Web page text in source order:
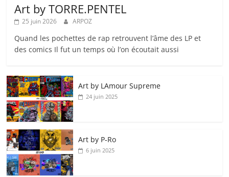
Art by TORRE.PENTEL
25 juin 2026 ARPOZ
Quand les pochettes de rap retrouvent l’âme des LP et
des comics Il fut un temps où l’on écoutait aussi
Art by LAmour Supreme
24 juin 2025
Art by P‑Ro
6 juin 2025